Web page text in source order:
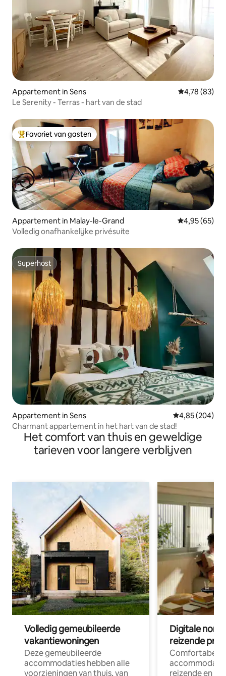
Appartement in Sens Gemiddelde
4,78 (83)
Le Serenity - Terras - hart van de stad
Topfavoriet van gasten
Favoriet van gasten
Appartement in Malay-le-Grand Gemiddelde
4,95 (65)
Volledig onafhankelijke privésuite
Superhost
Superhost
Appartement in Sens Gemiddelde
4,85 (204)
Charmant appartement in het hart van de stad!
Het comfort van thuis en geweldige
tarieven voor langere verblijven
Volledig gemeubileerde
vakantiewoningen
Deze gemeubileerde
accommodaties hebben alle
voorzieningen van thuis, van
Digitale
reizende
Comfortabele
reizende en